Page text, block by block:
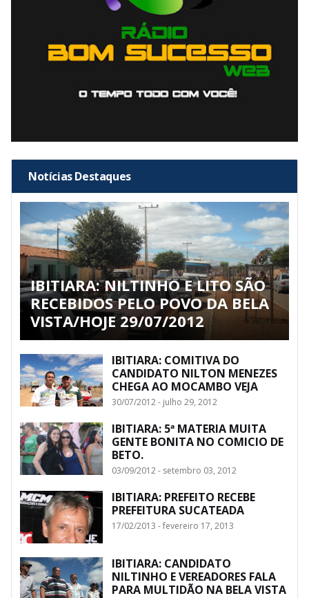
Notícias Destaques
IBITIARA: NILTINHO E LITO SÃO
RECEBIDOS PELO POVO DA BELA
VISTA/HOJE 29/07/2012
IBITIARA: COMITIVA DO
CANDIDATO NILTON MENEZES
CHEGA AO MOCAMBO VEJA
30/07/2012 - julho 29, 2012
IBITIARA: 5ª MATERIA MUITA
GENTE BONITA NO COMICIO DE
BETO.
03/09/2012 - setembro 03, 2012
IBITIARA: PREFEITO RECEBE
PREFEITURA SUCATEADA
17/02/2013 - fevereiro 17, 2013
IBITIARA: CANDIDATO
NILTINHO E VEREADORES FALA
PARA MULTIDÃO NA BELA VISTA